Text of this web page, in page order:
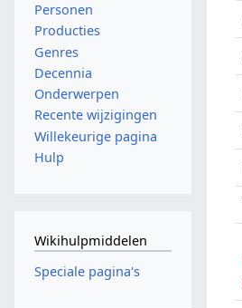
Personen
Producties
Genres
Decennia
Onderwerpen
Recente wijzigingen
Willekeurige pagina
Hulp
Wikihulpmiddelen
Speciale pagina's